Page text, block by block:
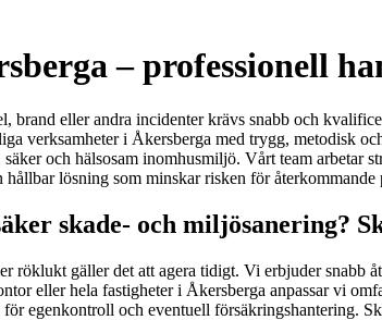
– professionell
brand eller andra incidenter krävs snabb och
verksamheter i Åkersberga med trygg, metodisk
och hälsosam inomhusmiljö. Vårt team
hållbar lösning som minskar risken för
skade- och miljösanering?
röklukt gäller det att agera tidigt. Vi erbjuder snabb
eller hela fastigheter i Åkersberga anpassar vi
egenkontroll och eventuell försäkringshantering.